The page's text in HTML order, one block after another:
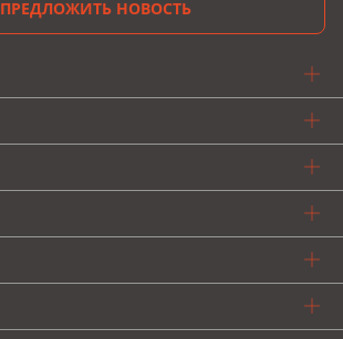
ПРЕДЛОЖИТЬ НОВОСТЬ